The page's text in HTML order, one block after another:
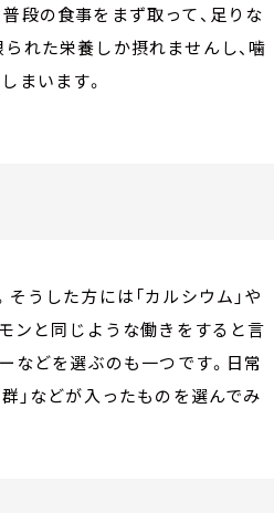
段の食事をまず取って、足りな
れた栄養しか摂れませんし、噛
まいます。
うした方には「カルシウム」や
ンと同じような働きをすると言
などを選ぶのも一つです。日常
」などが入ったものを選んでみ